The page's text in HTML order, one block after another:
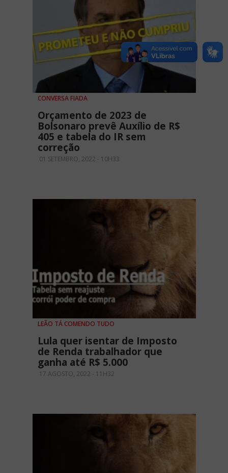
CONVERSA FIADA
Orçamento de 2023 de
Bolsonaro prevê Auxílio de R$
405 e tabela do IR sem
correção
01 SETEMBRO, 2022 - 10H33
LEÃO TÁ COMENDO TUDO
Lula quer isentar de Imposto
de Renda trabalhador que
ganha até R$ 5.000
17 AGOSTO, 2022 - 11H32